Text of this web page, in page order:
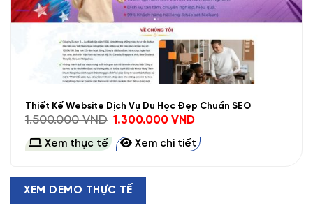
Thiết Kế Website Dịch Vụ Du Học Đẹp Chuẩn SEO
1.500.000VND Giá
là:
1.500.000 VND.
1.300.000VNDGiá
tại
là:
Xem thực tế Xem chi tiết
XEM DEMO THỰC TẾ